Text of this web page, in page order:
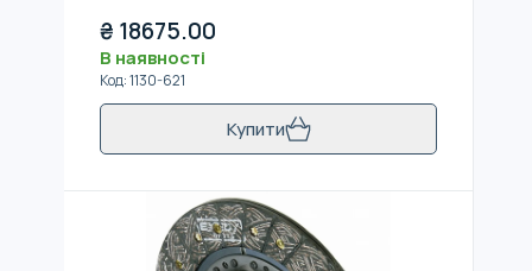
₴ 18675.00
В наявності
Код:1130-621
Купити